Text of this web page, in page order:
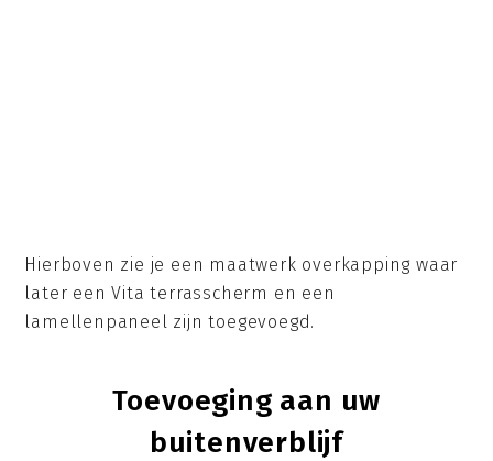
Hierboven zie je een maatwerk overkapping waar
later een Vita terrasscherm en een
lamellenpaneel zijn toegevoegd.
Toevoeging aan uw
buitenverblijf